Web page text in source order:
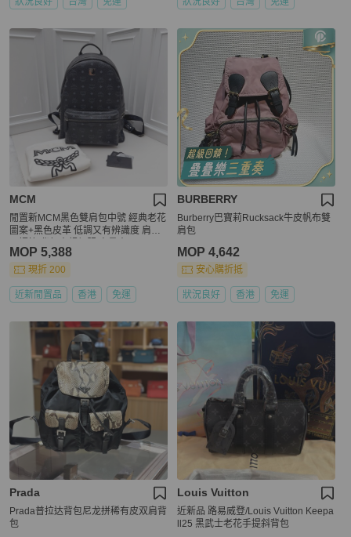
MCM
閒置新MCM黑色雙肩包中號 經典老花
圖案+黑色皮革 低調又有辨識度 肩帶
MOP 5,388
現折 200
近新閒置品 香港 免運
BURBERRY
Burberry巴寶莉Rucksack牛皮帆布雙
肩包
MOP 4,642
安心購折抵
狀況良好 香港 免運
Prada
Prada普拉达背包尼龙拼稀有皮双肩背
包
Louis Vuitton
近新品 路易威登/Louis Vuitton Keepa
ll25 黑武士老花手提斜背包